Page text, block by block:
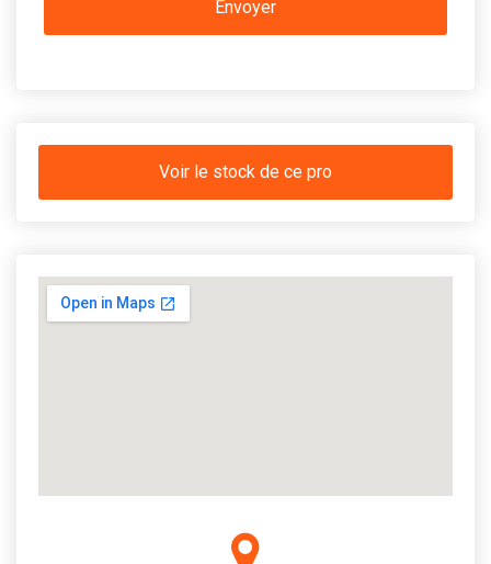
Voir le stock de ce pro